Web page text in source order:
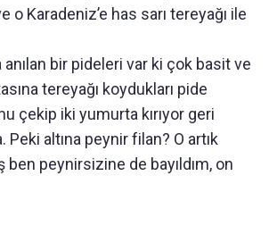
o Karadeniz’e has sarı tereyağı ile
anılan bir pideleri var ki çok basit ve
tereyağı koydukları pide
çekip iki yumurta kırıyor geri
Peki altına peynir filan? O artık
ben peynirsizine de bayıldım, on